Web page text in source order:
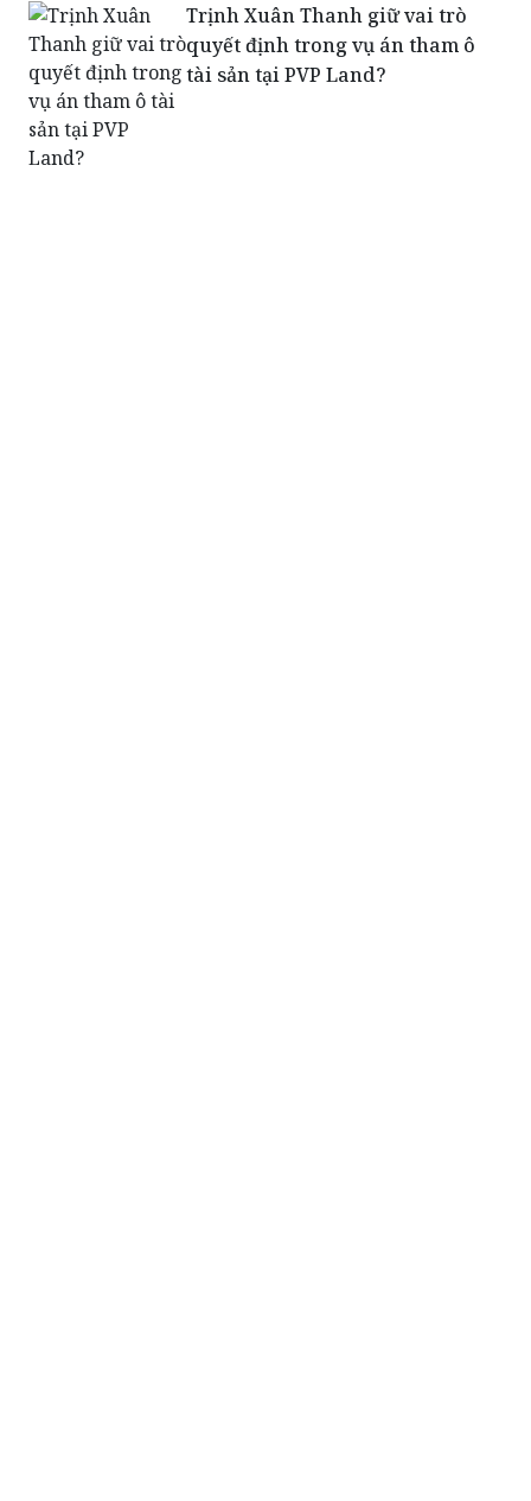
Trịnh Xuân Thanh giữ vai trò
quyết định trong vụ án tham ô
tài sản tại PVP Land?